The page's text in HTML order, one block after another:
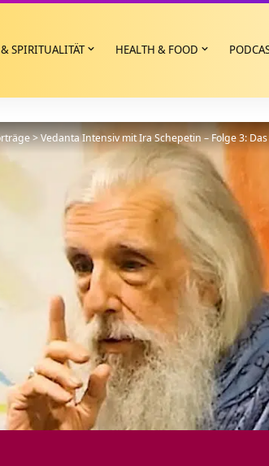
SPIRITUALITÄT HEALTH & FOOD
>Vedanta Intensiv mit Ira Schepetin – Folge 3: